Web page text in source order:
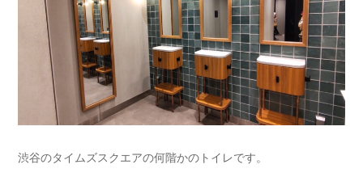
渋谷のタイムズスクエアの何階かのトイレです。